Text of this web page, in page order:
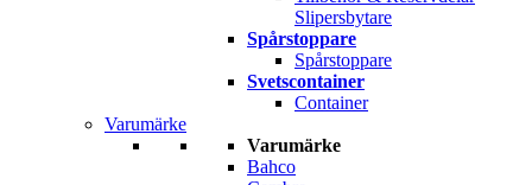
Slipersbytare
Spårstoppare
Spårstoppare
Svetscontainer
Container
Varumärke
Varumärke
Bahco